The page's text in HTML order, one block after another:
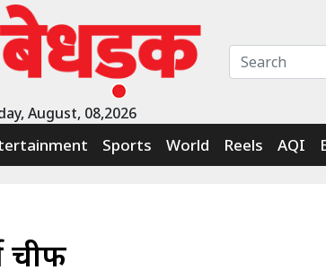
August, 08,2026
Sports World Reels AQI
चीफ